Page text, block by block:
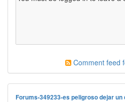
Comment feed
Forums-349233-es peligroso dejar